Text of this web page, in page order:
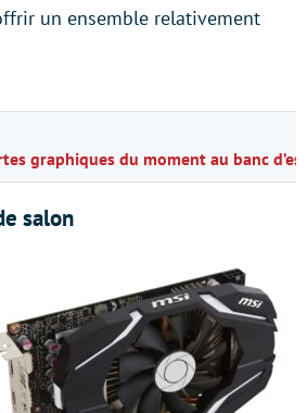
un ensemble relativement
graphiques du moment au banc
salon